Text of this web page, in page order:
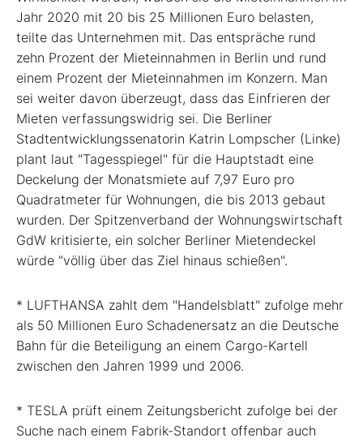
Jahr 2020 mit 20 bis 25 Millionen Euro belasten,
teilte das Unternehmen mit. Das entspräche rund
zehn Prozent der Mieteinnahmen in Berlin und rund
einem Prozent der Mieteinnahmen im Konzern. Man
sei weiter davon überzeugt, dass das Einfrieren der
Mieten verfassungswidrig sei. Die Berliner
Stadtentwicklungssenatorin Katrin Lompscher (Linke)
plant laut "Tagesspiegel" für die Hauptstadt eine
Deckelung der Monatsmiete auf 7,97 Euro pro
Quadratmeter für Wohnungen, die bis 2013 gebaut
wurden. Der Spitzenverband der Wohnungswirtschaft
GdW kritisierte, ein solcher Berliner Mietendeckel
würde "völlig über das Ziel hinaus schießen".
* LUFTHANSA zahlt dem "Handelsblatt" zufolge mehr
als 50 Millionen Euro Schadenersatz an die Deutsche
Bahn für die Beteiligung an einem Cargo-Kartell
zwischen den Jahren 1999 und 2006.
* TESLA prüft einem Zeitungsbericht zufolge bei der
Suche nach einem Fabrik-Standort offenbar auch